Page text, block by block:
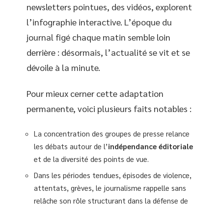
newsletters pointues, des vidéos, explorent
l’infographie interactive. L’époque du
journal figé chaque matin semble loin
derrière : désormais, l’actualité se vit et se
dévoile à la minute.
Pour mieux cerner cette adaptation
permanente, voici plusieurs faits notables :
La concentration des groupes de presse relance
les débats autour de l’indépendance éditoriale
et de la diversité des points de vue.
Dans les périodes tendues, épisodes de violence,
attentats, grèves, le journalisme rappelle sans
relâche son rôle structurant dans la défense de